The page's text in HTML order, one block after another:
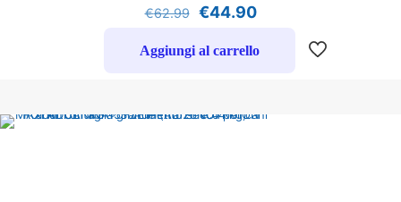
€62.99
Il
originale
era:
€44.90Il
attuale
è:
Aggiungi al carrello